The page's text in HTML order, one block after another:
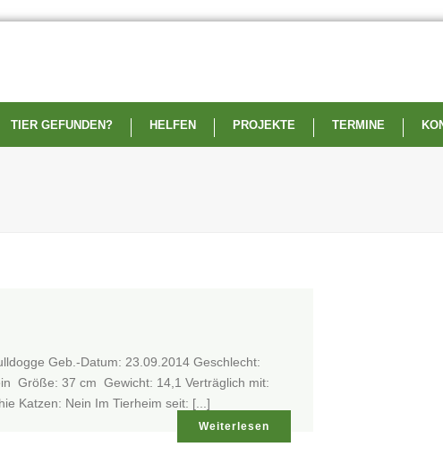
TIER GEFUNDEN? HELFEN PROJEKTE TERMINE
Geb.-Datum: 23.09.2014 Geschlecht:
Größe: 37 cm Gewicht: 14,1 Verträglich mit:
Katzen: Nein Im Tierheim seit: [...]
Weiterlesen